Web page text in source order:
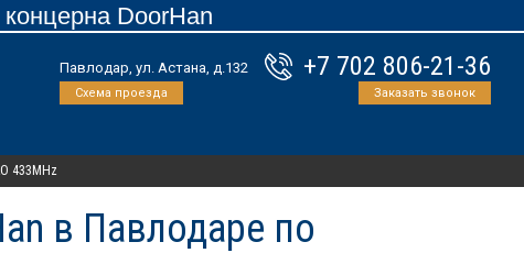
DoorHan
+7 702 806-21-36
Заказать звонок
Павлодар, ул. Астана, д.132
Схема проезда
433MHz
в Павлодаре по